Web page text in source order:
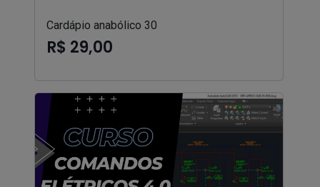
Cardápio anabólico 30
R$ 29,00